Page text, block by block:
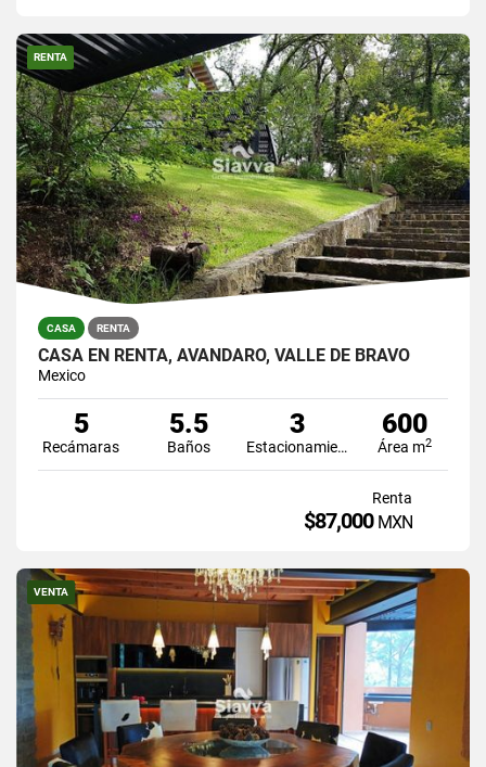
RENTA
CASA RENTA
CASA EN RENTA, AVÁNDARO, VALLE DE BRAVO
Mexico
5
Recámaras
5.5
Baños
3
Estacionamiento
600
Área m2
Renta
$87,000 MXN
VENTA